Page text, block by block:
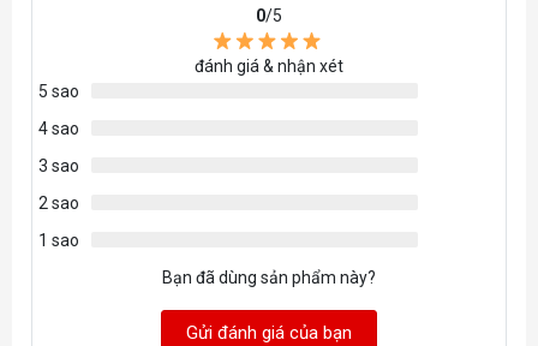
0/5
đánh giá & nhận xét
5 sao
4 sao
3 sao
2 sao
1 sao
Bạn đã dùng sản phẩm này?
Gửi đánh giá của bạn